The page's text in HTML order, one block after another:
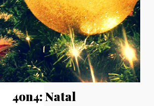
4on4: Natal